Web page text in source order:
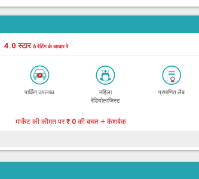
4.0 स्टार6 रेटिंग के आधार पे
पार्किंग उपलब्ध
महिला
रेडियोलाजिस्ट
प्रमाणित लैब
मार्केट की कीमत पर₹ 0 की बचत + कैशबैक